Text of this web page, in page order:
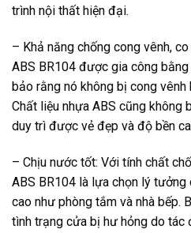
trình nội thất hiện đại.
– Khả năng chống cong vênh,
ABS BR104 được gia công
bảo rằng nó không bị cong
Chất liệu nhựa ABS cũng không
duy trì được vẻ đẹp và độ bền
– Chịu nước tốt: Với tính chất
ABS BR104 là lựa chọn lý
cao như phòng tắm và nhà bếp.
tình trạng cửa bị hư hỏng do tác